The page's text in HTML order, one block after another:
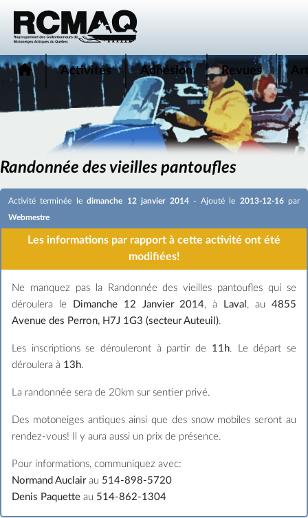
Activités Adhésion Revues
Randonnée des vieilles pantoufles
Activité terminée ledimanche 12 janvier 2014- Ajouté le 2013-12-16par
Webmestre
Les informations par rapport à cette activité ont été
modifiées!
Ne manquez pas la Randonnée des vieilles pantoufles qui se
déroulera le
Dimanche 12 Janvier 2014, à Laval , au4855
Avenue des Perron, H7J 1G3 (secteur Auteuil).
Les inscriptions se dérouleront à partir de 11h. Le départ se
déroulera à 13h.
La randonnée sera de 20km sur sentier privé.
Des motoneiges antiques ainsi que des snow mobiles seront au
rendez-vous! Il y aura aussi un prix de présence.
Pour informations, communiquez avec:
Normand Auclairau 514-898-5720
Denis Paquette au 514-862-1304